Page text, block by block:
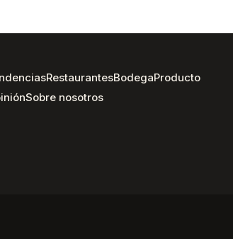
RestaurantesBodegaProducto
Sobre nosotros